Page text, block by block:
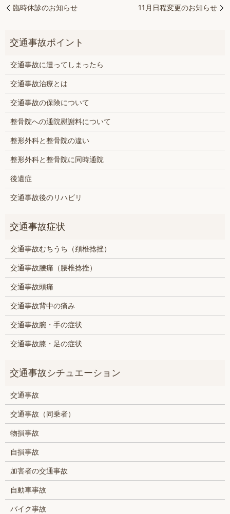
臨時休診のお知らせ 11月日程変更のお知らせ
交通事故に遭ってしまったら
交通事故治療とは
交通事故の保険について
整骨院への通院慰謝料について
整形外科と整骨院の違い
整形外科と整骨院に同時通院
後遺症
交通事故後のリハビリ
交通事故むちうち（頚椎捻挫）
交通事故腰痛（腰椎捻挫）
交通事故頭痛
交通事故背中の痛み
交通事故腕・手の症状
交通事故膝・足の症状
交通事故
交通事故（同乗者）
物損事故
自損事故
加害者の交通事故
自動車事故
バイク事故